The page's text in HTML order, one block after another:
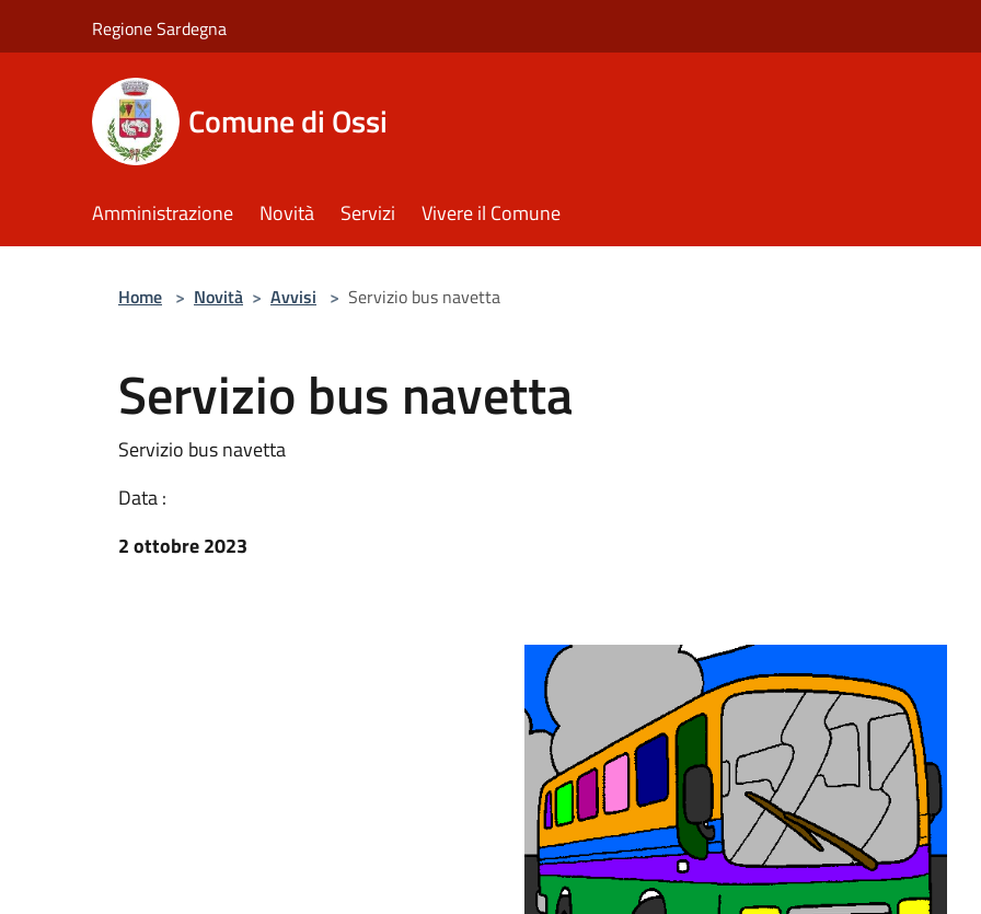
Regione Sardegna
Comune di Ossi
Amministrazione Novità Servizi Vivere il Comune
Home > Novità > Avvisi > Servizio bus navetta
Servizio bus navetta
Servizio bus navetta
Data :
2 ottobre 2023